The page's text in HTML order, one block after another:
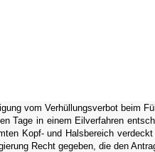
vom Verhüllungsverbot beim
Tage in einem Eilverfahren
Kopf- und Halsbereich
Recht gegeben, die den